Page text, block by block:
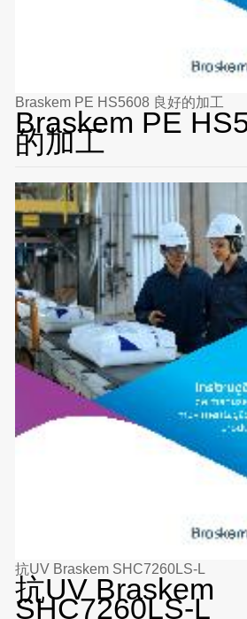
Braskem PE HS5608 良好的加工
Braskem PE
的加工
抗UV Braskem SHC7260LS-L
抗UV Braskem
SHC7260LS-L